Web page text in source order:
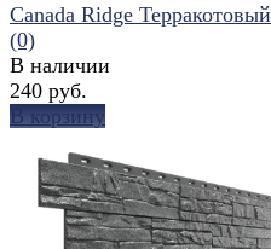
избранное сравнить
Canada Ridge Терракотовый
(0)
В наличии
240 руб.
В корзину